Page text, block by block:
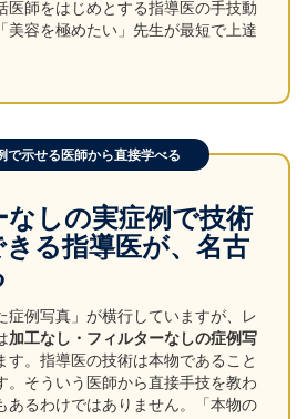
医師をはじめとする指導医の手技動
美容を極めたい」先生が最短で上達
示せる医師から直接学べる
なしの実症例で技術
る指導医が、名古
症例写真」が横行していますが、レ
加工なし・フィルターなしの症例写
す。指導医の技術は本物であること
。そういう医師から直接手技を教わ
あるわけではありません。「本物の